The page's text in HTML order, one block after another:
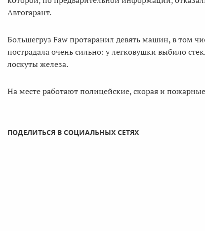
Автогарант.
Большегруз Faw протаранил девять машин, в том
пострадала очень сильно: у легковушки выбило
лоскуты железа.
На месте работают полицейские, скорая и
ПОДЕЛИТЬСЯ В СОЦИАЛЬНЫХ СЕТЯХ